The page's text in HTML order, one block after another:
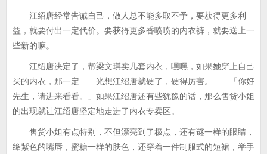
江绍唐经常告诫自己，做人总不能多取不予，要获得更多利
益，就要付出一定代价。要获得更多香喷喷的内衣裤，就要送上一
些新的嘛。
江绍唐决定了，帮梁文琪卖几套内衣，嘿嘿，如果她穿上自己
买的内衣，那一定……光想江绍唐就硬了，硬得厉害。 「你好
先生，请进来看看。」如果江绍唐还有些犹豫的话，那么售货小姐
的出现就让江绍唐坚定地走进了内衣专卖区。
售货小姐有点特别，不但漂亮到了极点，还有谜一样的眼睛，
绛紫色的嘴唇，蜜糖一样的肤色，还穿着一件制服式的短裙，举手